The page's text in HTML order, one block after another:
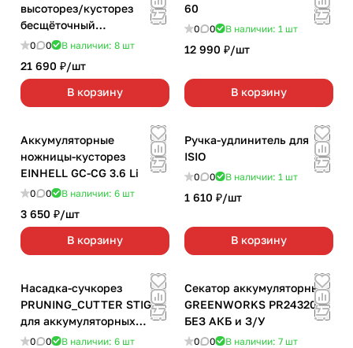
высоторез/кусторез
бесщёточный
GREENWORKS G40PSH
0 0 В наличии: 8 шт
21 690 ₽/шт
В корзину
60
0 0 В наличии: 1 шт
12 990 ₽/шт
В корзину
Аккумуляторные
ножницы-кусторез
EINHELL GC-CG 3.6 Li
0 0 В наличии: 6 шт
3 650 ₽/шт
В корзину
Ручка-удлинитель для
ISIO
0 0 В наличии: 1 шт
1 610 ₽/шт
В корзину
Насадка-сучкорез
PRUNING_CUTTER STIGA
для аккумуляторных
ножниц
0 0 В наличии: 6 шт
Секатор аккумуляторный
GREENWORKS PR24320
БЕЗ АКБ и З/У
0 0 В наличии: 7 шт